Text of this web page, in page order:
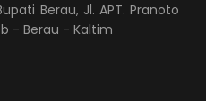
Berau, Jl. APT. Pranoto
- Berau - Kaltim